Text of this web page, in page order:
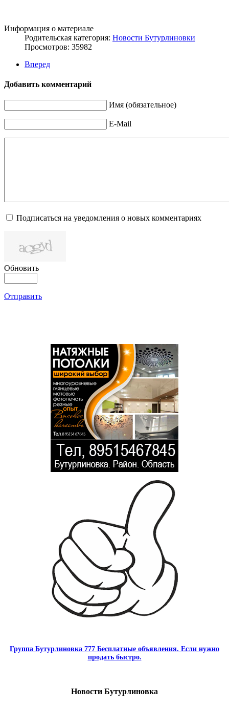
Информация о материале
Родительская категория: Новости Бутурлиновки
Просмотров: 35982
Вперед
Добавить комментарий
Имя (обязательное)
E-Mail
Подписаться на уведомления о новых комментариях
Обновить
Отправить
Группа Бутурлиновка 777 Бесплатные объявления. Если нужно
продать быстро.
Новости Бутурлиновка